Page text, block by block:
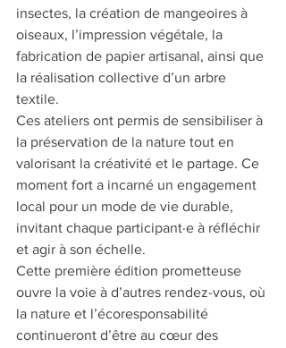
insectes, la création de mangeoires à
oiseaux, l’impression végétale, la
fabrication de papier artisanal, ainsi que
la réalisation collective d’un arbre
textile.
Ces ateliers ont permis de sensibiliser à
la préservation de la nature tout en
valorisant la créativité et le partage. Ce
moment fort a incarné un engagement
local pour un mode de vie durable,
invitant chaque participant·e à réfléchir
et agir à son échelle.
Cette première édition prometteuse
ouvre la voie à d’autres rendez-vous, où
la nature et l’écoresponsabilité
continueront d’être au cœur des